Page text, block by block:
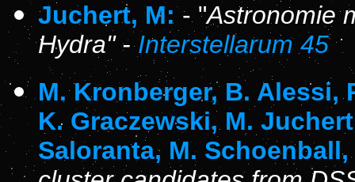
Juchert, M:- "Astronomie
Hydra" -Interstellarum 45
M. Kronberger, B. Alessi,
K. Graczewski, M.
Saloranta, M.